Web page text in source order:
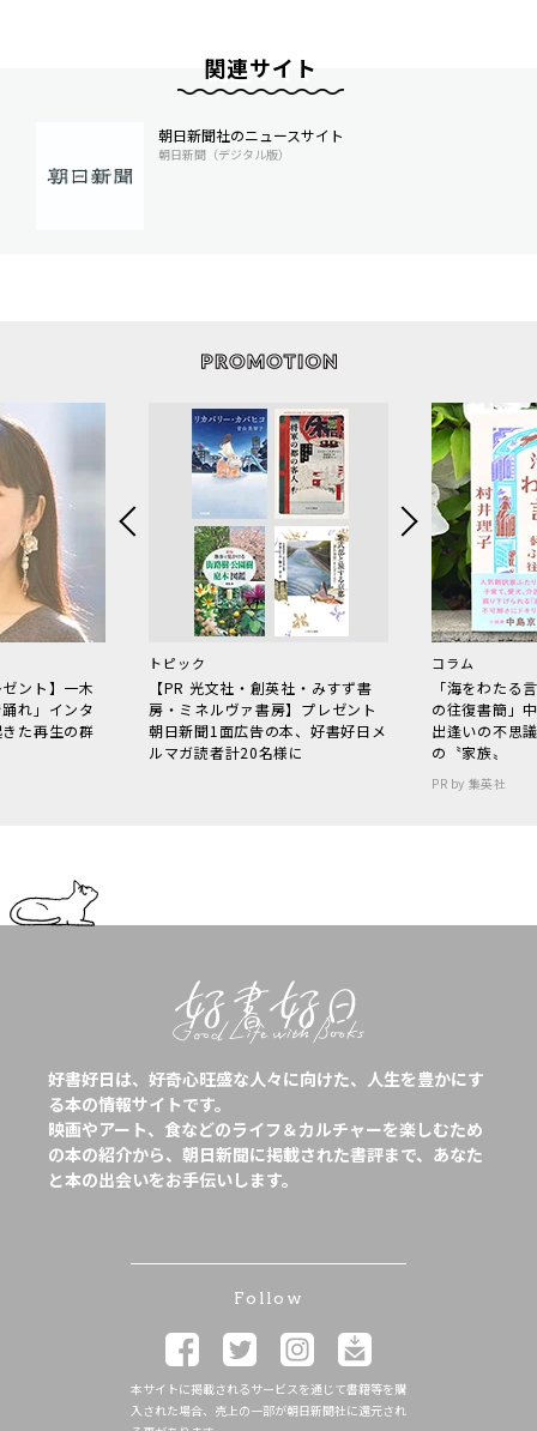
関連サイト
朝日新聞社のニュースサイト
朝日新聞（デジタル版）
ント】一木
れ」インタ
た再生の群
トピック
【PR 光文社・創英社・みすず書
房・ミネルヴァ書房】プレゼント
朝日新聞1面広告の本、好書好日メ
ルマガ読者計20名様に
コラム
「海をわた
の往復書簡」
出逢いの不思
の〝家族〟
PR by 集英社
好書好日は、好奇心旺盛な人々に向けた、人生を豊かにす
る本の情報サイトです。
映画やアート、食などのライフ＆カルチャーを楽しむため
の本の紹介から、朝日新聞に掲載された書評まで、あなた
と本の出会いをお手伝いします。
Follow
本サイトに掲載されるサービスを通じて書籍等を購
入された場合、売上の一部が朝日新聞社に還元され